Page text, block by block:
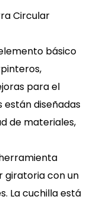
Circular
básico
para el
diseñadas
de materiales,
giratoria con un
La cuchilla está